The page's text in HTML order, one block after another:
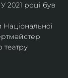
2021 році був
театру